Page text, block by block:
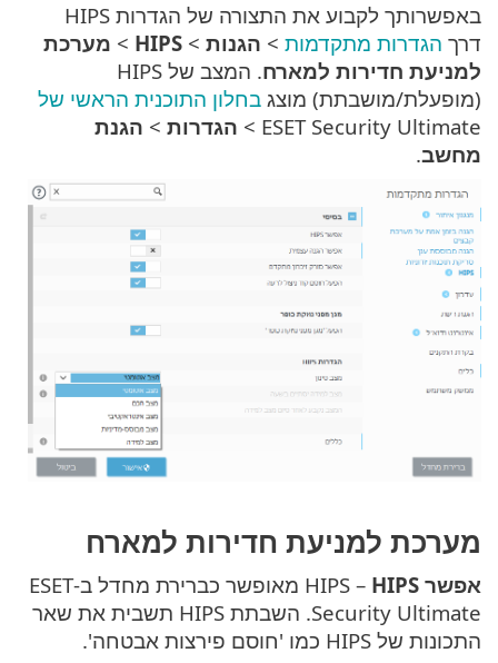
באפשרותך לקבוע את התצורה של הגדרות HIPS
דרך הגדרות מתקדמות > הגנות >
HIPS
> מערכת
למניעת חדירות למארח
. המצב של HIPS
(מופעלת/מושבתת) מוצג בחלון התוכנית הראשי של
ESET Security Ultimate >
הגדרות > הגנת
מחשב.
מערכת למניעת חדירות למארח
אפשר HIPS
– ‏HIPS מאופשר כברירת מחדל ב-ESET
Security Ultimate. השבתת HIPS תשבית את שאר
התכונות של HIPS כמו 'חוסם פירצות אבטחה'.